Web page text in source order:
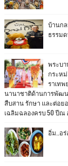
บ้านก
ธรรม
พระบ
กระห
ราเท
นานาชาติด้านการพัฒ
สืบสาน รักษา และต่อย
เฉลิมฉลองครบ 50 ปีณ
อิ่ม..อ